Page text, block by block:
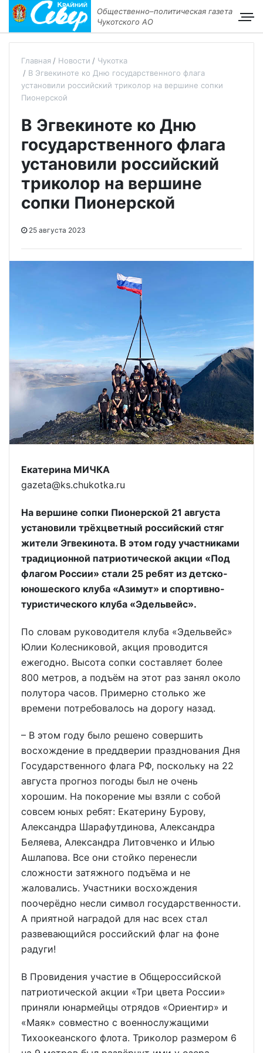
Общественно–политическая газета
Чукотского АО
Главная Новости
Чукотка
В Эгвекиноте ко Дню государственного флага
установили российский триколор на вершине сопки
Пионерской
В Эгвекиноте ко Дню
государственного флага
установили российский
триколор на вершине
сопки Пионерской
25 августа 2023
Екатерина МИЧКА
gazeta@ks.chukotka.ru
На вершине сопки Пионерской 21 августа
установили трёхцветный российский стяг
жители Эгвекинота. В этом году участниками
традиционной патриотической акции «Под
флагом России» стали 25 ребят из детско-
юношеского клуба «Азимут» и спортивно-
туристического клуба «Эдельвейс».
По словам руководителя клуба «Эдельвейс»
Юлии Колесниковой, акция проводится
ежегодно. Высота сопки составляет более
800 метров, а подъём на этот раз занял около
полутора часов. Примерно столько же
времени потребовалось на дорогу назад.
– В этом году было решено совершить
восхождение в преддверии празднования Дня
Государственного флага РФ, поскольку на 22
августа прогноз погоды был не очень
хорошим. На покорение мы взяли с собой
совсем юных ребят: Екатерину Бурову,
Александра Шарафутдинова, Александра
Беляева, Александра Литовченко и Илью
Ашлапова. Все они стойко перенесли
сложности затяжного подъёма и не
жаловались. Участники восхождения
поочерёдно несли символ государственности.
А приятной наградой для нас всех стал
развeвающийся российский флаг на фоне
радуги!
В Провидения участие в Общероссийской
патриотической акции «Три цвета России»
приняли юнармейцы отрядов «Ориентир» и
«Маяк» совместно с военнослужащими
Тихоокеанского флота. Триколор размером 6